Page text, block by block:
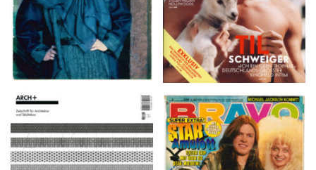
ARCH+ Nr. 226, Herbst
2016
BRAVO – Nr. 8, 13. Febr.
1997